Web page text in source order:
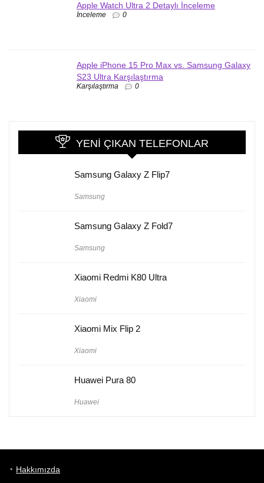
Apple Watch Ultra 2 Detaylı İnceleme
İnceleme 0
Apple iPhone 15 Pro Max vs. Samsung Galaxy
S23 Ultra Karşılaştırma
Karşılaştırma 0
YENI ÇIKAN TELEFONLAR
Samsung Galaxy Z Flip7
Samsung
Samsung Galaxy Z Fold7
Samsung
Xiaomi Redmi K80 Ultra
Xiaomi
Xiaomi Mix Flip 2
Xiaomi
Huawei Pura 80
Huawei
Hakkımızda